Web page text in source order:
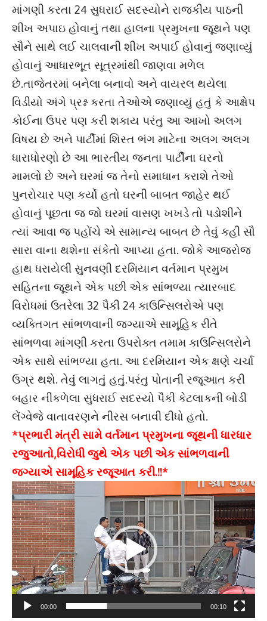
માંગણી કરતા 24 સુધરાઈ સદસ્યોને રાજકીય પાઠની
શીખ અપાઇ હોવાનું તથા હાલના પ્રમુખના જૂથને પણ
સૌને સાથે લઈ ચાલવાની શીખ અપાઈ હોવાનું જણાવ્યું
હોવાનું આધારભૂત સૂત્રમાંથી જાણવા મળેલ
છે.તાજેતરમાં બનેલા બનાવો અને વાયરલ થયેલા
વિડીયો અંગે પ્રશ્ન કરતા તેઓએ જણાવ્યું હતું કે આક્ષેપ
કોઈના ઉપર પણ કરી શકાય પરંતુ આ આખો અલગ
વિષય છે અને પાર્ટીમાં શિસ્ત ભંગ માટેના અલગ અલગ
ધારાધોરણો છે આ ભારતીય જનતા પાર્ટીના ઘરનો
મામલો છે અને ઘરમાં જ તેનો સમાધાન કરાશે તેઓ
પુનરોચાર પણ કર્યો હતો ઘરની બાબત જાહેર થઈ
હોવાનું પૂછતા જ જો ઘરમાં વાસણ ખખડે તો પડોશીને
ત્યાં આવા જ પહોંચે એ સામાન્ય બાબત છે તેવું કહી સૌ
સારા વાના થશેના સંકેતો આપ્યા હતા. જોકે આજરોજ
હાથ ધરાયેલી સુનવણી દરમિયાન વર્તમાન પ્રમુખ
સહિતના જૂથને એક પછી એક સાંભળ્યા ત્યારબાદ
વિરોધમાં ઉતરેલા 32 પૈકી 24 કાઉન્સિલરોએ પણ
વ્યક્તિગત સાંભળવાની જગ્યાએ સામૂહિક રીતે
સાંભળવા માંગણી કરતા ઉપરોક્ત તમામ કાઉન્સિલરોને
એક સાથે સાંભળ્યા હતા. આ દરમિયાન એક ક્ષણે ચર્ચા
ઉગ્ર થશે. તેવું લાગતું હતું.પરંતુ પોતાની રજૂઆત કરી
બહાર નીકળેલા સુધરાઈ સદસ્યો પૈકી કેટલાકની બોડી
લેંગ્વેજે વાતાવરણને નીરસ બનાવી દીધો હતો.
*પ્રભારી મંત્રી સામે વર્તમાન પ્રમુખના જૂથની ધારધાર
રજુઆતો,વિરોધી જુથે એક પછી એક સાંભળવાની
જગ્યાએ સામૂહિક રજૂઆત કરી.!!*
Video
Player
00:00 00:10